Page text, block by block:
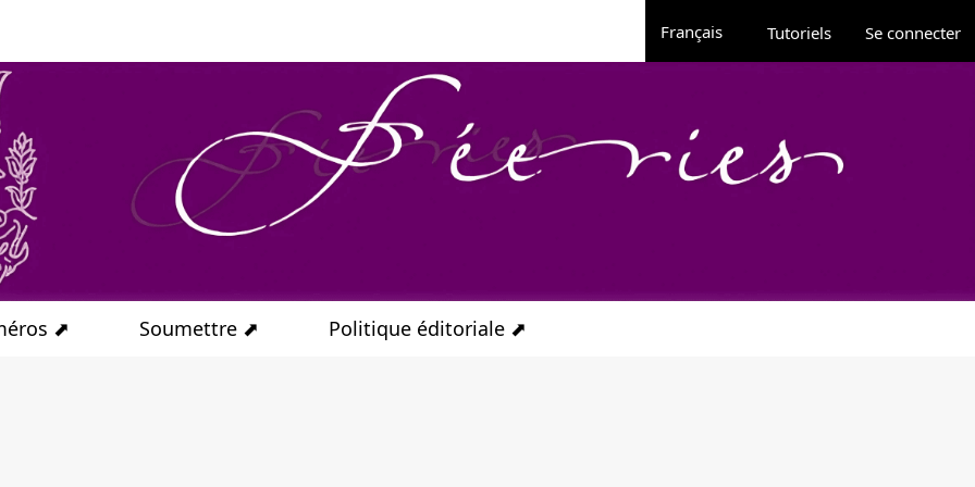
Changer de langue. La langue actuelle est
Français
Administration
Tutoriels Se connecter
⬈ Soumettre ⬈ Politique éditoriale ⬈